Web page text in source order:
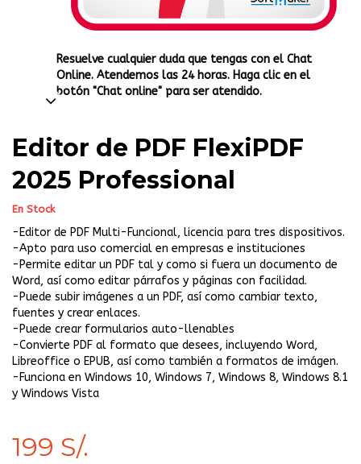
Resuelve cualquier duda que tengas con el Chat
Online. Atendemos las 24 horas. Haga clic en el
botón "Chat online" para ser atendido.
Editor de PDF FlexiPDF
2025 Professional
En Stock
-Editor de PDF Multi-Funcional, licencia para tres dispositivos.
-Apto para uso comercial en empresas e instituciones
-Permite editar un PDF tal y como si fuera un documento de
Word, así como editar párrafos y páginas con facilidad.
-Puede subir imágenes a un PDF, así como cambiar texto,
fuentes y crear enlaces.
-Puede crear formularios auto-llenables
-Convierte PDF al formato que desees, incluyendo Word,
Libreoffice o EPUB, así como también a formatos de imágen.
-Funciona en Windows 10, Windows 7, Windows 8, Windows 8.1
y Windows Vista
199 S/.